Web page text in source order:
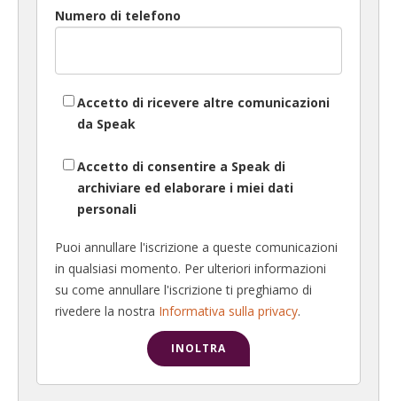
Numero di telefono
Accetto di ricevere altre comunicazioni
da Speak
Accetto di consentire a Speak di
archiviare ed elaborare i miei dati
personali
Puoi annullare l'iscrizione a queste comunicazioni
in qualsiasi momento. Per ulteriori informazioni
su come annullare l'iscrizione ti preghiamo di
rivedere la nostra Informativa sulla privacy.